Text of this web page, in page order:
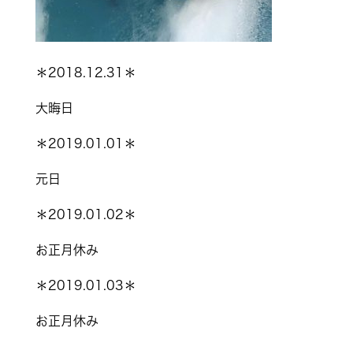
＊2018.12.31＊
大晦日
＊2019.01.01＊
元日
＊2019.01.02＊
お正月休み
＊2019.01.03＊
お正月休み